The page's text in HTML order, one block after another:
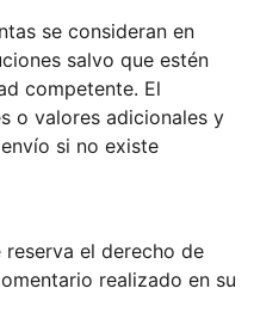
se consideran en
salvo que estén
competente. El
o valores adicionales y
si no existe
reserva el derecho de
realizado en su